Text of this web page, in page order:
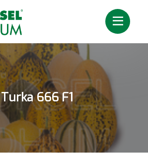
Turka 666 F1